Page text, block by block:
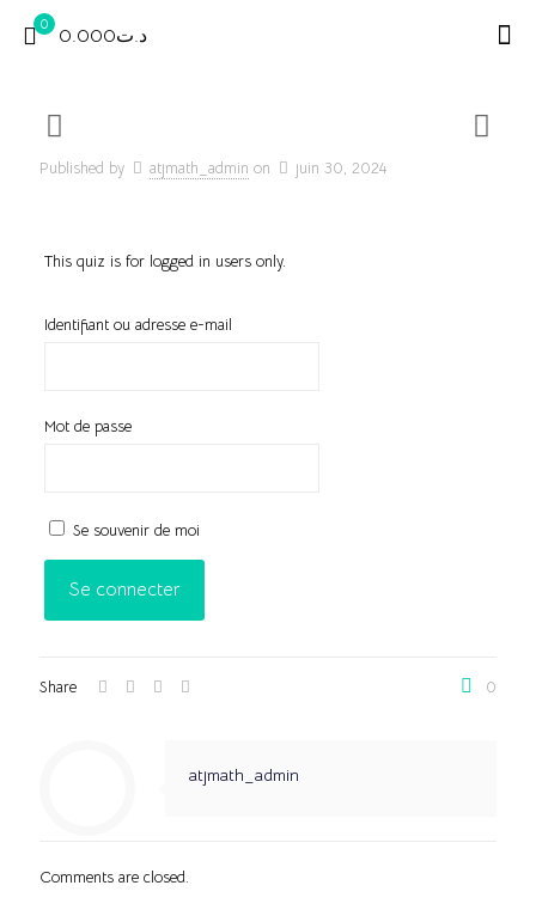
0 د.ت0.000
Published by atjmath_admin on juin 30, 2024
This quiz is for logged in users only.
Identifiant ou adresse e-mail
Mot de passe
Se souvenir de moi
Share 0
atjmath_admin
Comments are closed.